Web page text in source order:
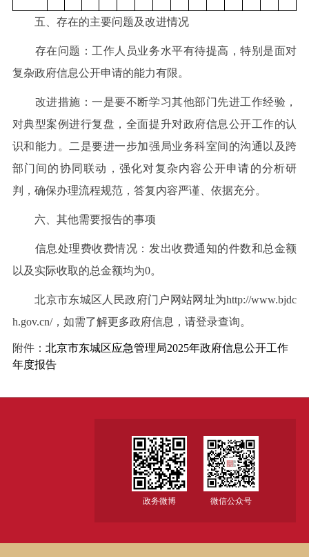
五、存在的主要问题及改进情况
存在问题：工作人员业务水平有待提高，特别是面对
复杂政府信息公开申请的能力有限。
改进措施：一是要不断学习其他部门先进工作经验，
对典型案例进行复盘，全面提升对政府信息公开工作的认
识和能力。二是要进一步加强局业务科室间的沟通以及跨
部门间的协同联动，强化对复杂内容公开申请的分析研
判，确保办理流程规范，答复内容严谨、依据充分。
六、其他需要报告的事项
信息处理费收费情况：发出收费通知的件数和总金额
以及实际收取的总金额均为0。
北京市东城区人民政府门户网站网址为http://www.bjdc
h.gov.cn/，如需了解更多政府信息，请登录查询。
附件： 北京市东城区应急管理局2025年政府信息公开工作
年度报告
政务微博 微信公众号